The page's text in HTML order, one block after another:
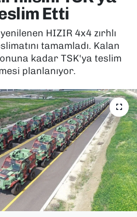
Etti
HIZIR 4x4 zırhlı
tamamladı. Kalan
kadar TSK'ya teslim
planlanıyor.